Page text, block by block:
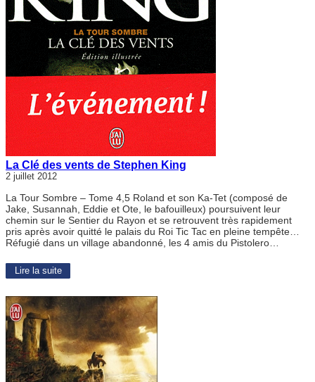
La Clé des vents de Stephen King
2 juillet 2012
La Tour Sombre – Tome 4,5 Roland et son Ka-Tet (composé de
Jake, Susannah, Eddie et Ote, le bafouilleux) poursuivent leur
chemin sur le Sentier du Rayon et se retrouvent très rapidement
pris après avoir quitté le palais du Roi Tic Tac en pleine tempête…
Réfugié dans un village abandonné, les 4 amis du Pistolero…
Lire la suite